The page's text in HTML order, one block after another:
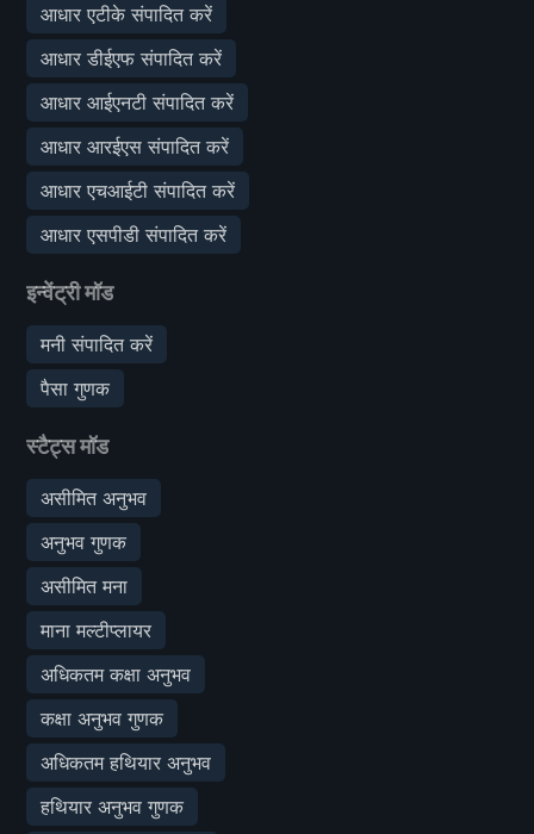
आधार एटीके संपादित करें
आधार डीईएफ संपादित करें
आधार आईएनटी संपादित करें
आधार आरईएस संपादित करें
आधार एचआईटी संपादित करें
आधार एसपीडी संपादित करें
इन्वेंट्री मॉड
मनी संपादित करें
पैसा गुणक
स्टैट्स मॉड
असीमित अनुभव
अनुभव गुणक
असीमित मना
माना मल्टीप्लायर
अधिकतम कक्षा अनुभव
कक्षा अनुभव गुणक
अधिकतम हथियार अनुभव
हथियार अनुभव गुणक